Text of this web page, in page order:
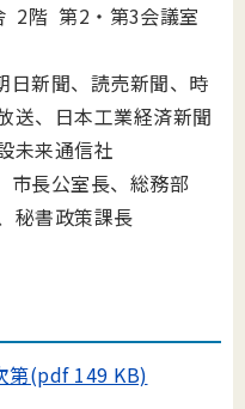
2階 第2・第3会議室
日新聞、読売新聞、時
送、日本工業経済新聞
未来通信社
市長公室長、総務部
秘書政策課長
第(pdf 149 KB)